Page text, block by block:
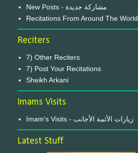
New Posts - مشاركة جديدة
Recitations From Around The World
Reciters
7) Other Reciters
7) Post Your Recitations
Sheikh Arkani
Imams Visits
Imam's Visits - زيارات الأئمة الأجانب
Latest Stuff